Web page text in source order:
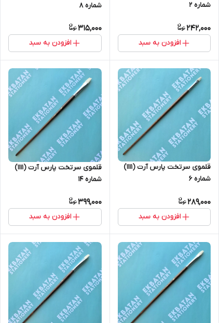
شماره 2
242,000
افزودن به سبد
شماره 8
315,000
افزودن به سبد
قلموی سرتخت پارس آرت (1111)
شماره 6
289,000
افزودن به سبد
قلموی سرتخت پارس آرت (1111)
شماره 14
399,000
افزودن به سبد